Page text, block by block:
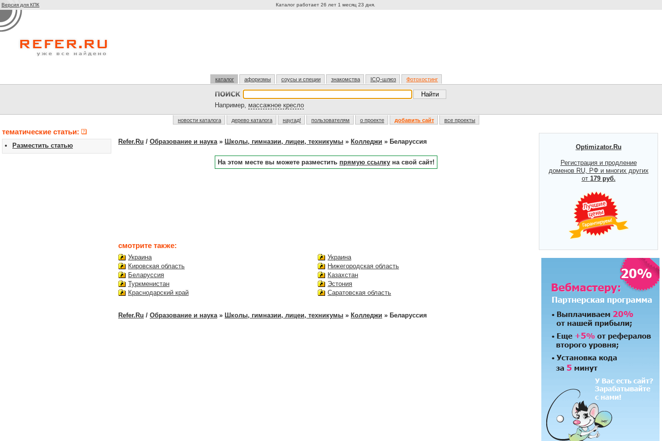
Версия для КПК Каталог работает 26 лет 1 месяц 23 дня.
каталог афоризмы соусы и специи знакомства ICQ-шлюз Фотохостинг
Например, массажное кресло
новости каталога дерево каталога наугад! пользователям о проекте добавить сайт все проекты
тематические статьи:
Разместить статью
Refer.Ru / Образование и наука» Школы, гимназии, лицеи, техникумы » Колледжи » Беларуссия
На этом месте вы можете разместить прямую ссылку на свой сайт!
смотрите также:
Украина
Кировская область
Беларуссия
Туркменистан
Краснодарский край
Украина
Нижегородская область
Казахстан
Эстония
Саратовская область
Refer.Ru / Образование и наука » Школы, гимназии, лицеи, техникумы » Колледжи » Беларуссия
Optimizator.Ru
Регистрация и продление
доменов RU, РФ и многих других
от 179 руб.